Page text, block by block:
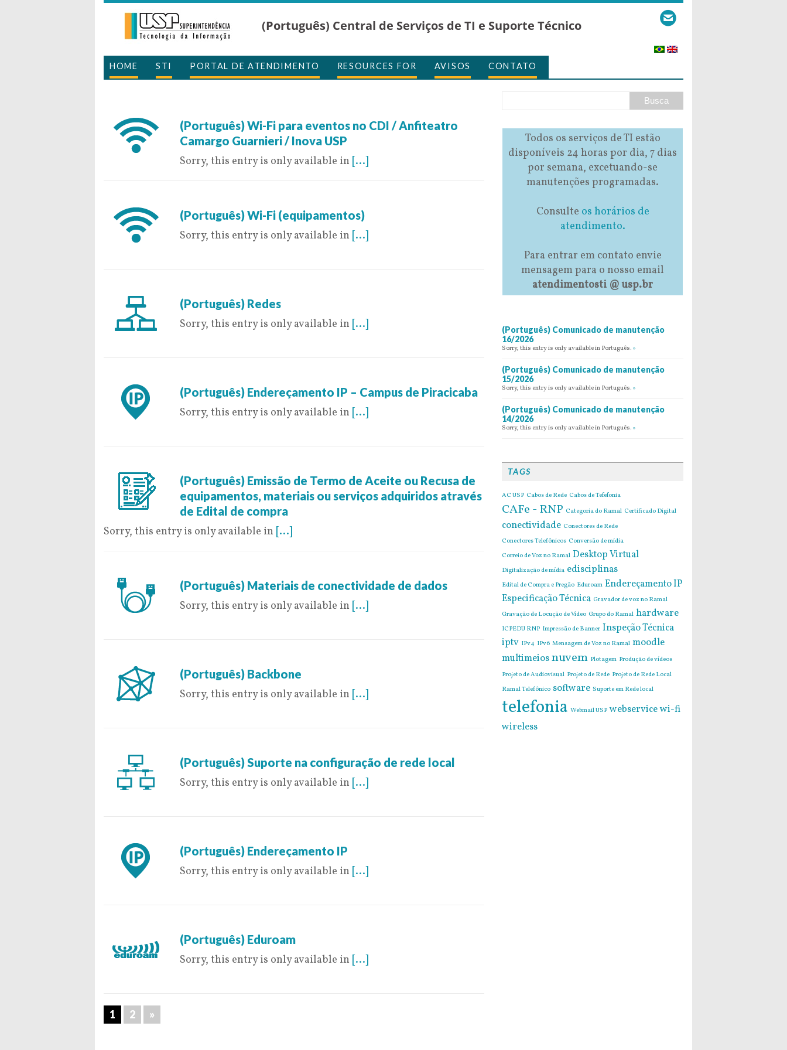
(Português) Central de Serviços de TI e Suporte Técnico
HOME STI PORTAL DE ATENDIMENTO RESOURCES FOR AVISOS CONTATO
(Português) Wi-Fi para eventos no CDI / Anfiteatro
Camargo Guarnieri / Inova USP
Sorry, this entry is only available in [...]
(Português) Wi-Fi (equipamentos)
Sorry, this entry is only available in [...]
(Português) Redes
Sorry, this entry is only available in [...]
(Português) Endereçamento IP – Campus de Piracicaba
Sorry, this entry is only available in [...]
(Português) Emissão de Termo de Aceite ou Recusa de
equipamentos, materiais ou serviços adquiridos através
de Edital de compra
Sorry, this entry is only available in [...]
(Português) Materiais de conectividade de dados
Sorry, this entry is only available in [...]
(Português) Backbone
Sorry, this entry is only available in [...]
(Português) Suporte na configuração de rede local
Sorry, this entry is only available in [...]
(Português) Endereçamento IP
Sorry, this entry is only available in [...]
(Português) Eduroam
Sorry, this entry is only available in [...]
1 2 »
Todos os serviços de TI estão
disponíveis 24 horas por dia, 7 dias
por semana, excetuando-se
manutenções programadas.
Consulte os horários de
atendimento.
Para entrar em contato envie
mensagem para o nosso email
atendimentosti @ usp.br
(Português) Comunicado de manutenção
16/2026
Sorry, this entry is only available in Português. »
(Português) Comunicado de manutenção
15/2026
Sorry, this entry is only available in Português. »
(Português) Comunicado de manutenção
14/2026
Sorry, this entry is only available in Português. »
TAGS
AC USP Cabos de Rede Cabos de Tefefonia
CAFe - RNP Categoria do Ramal Certificado Digital
conectividade Conectores de Rede
Conectores Telefônicos Conversão de mídia
Correio de Voz no Ramal Desktop Virtual
Digitalização de mídia edisciplinas
Edital de Compra e Pregão Eduroam Endereçamento IP
Especificação Técnica Gravador de voz no Ramal
Gravação de Locução de Vídeo Grupo do Ramal hardware
ICPEDU RNP Impressão de Banner Inspeção Técnica
iptv IPv4 IPv6 Mensagem de Voz no Ramal moodle
multimeiosnuvem Plotagem Produção de vídeos
Projeto de Audiovisual Projeto de Rede Projeto de Rede Local
Ramal Telefônico software Suporte em Rede local
telefonia Webmail USP webservicewi-fi
wireless